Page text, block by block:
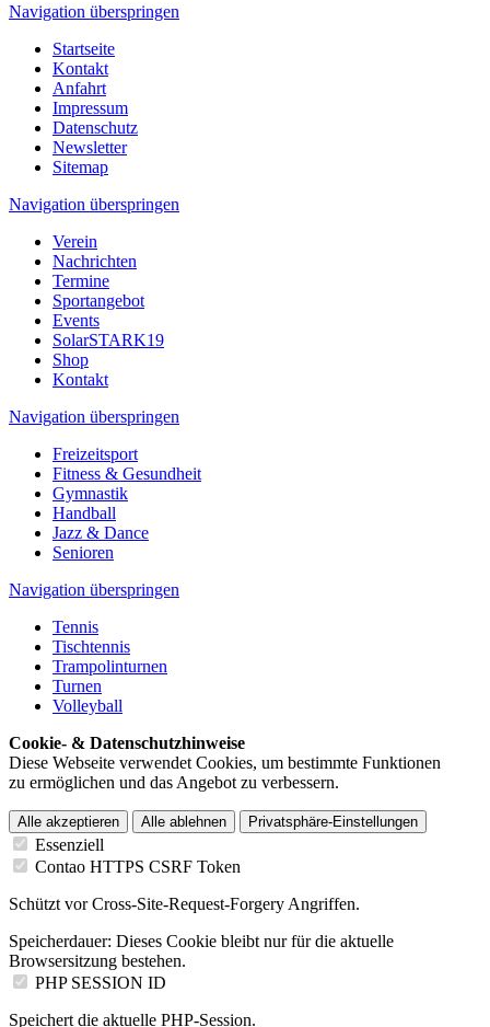
Navigation überspringen
Startseite
Kontakt
Anfahrt
Impressum
Datenschutz
Newsletter
Sitemap
Navigation überspringen
Verein
Nachrichten
Termine
Sportangebot
Events
SolarSTARK19
Shop
Kontakt
Navigation überspringen
Freizeitsport
Fitness & Gesundheit
Gymnastik
Handball
Jazz & Dance
Senioren
Navigation überspringen
Tennis
Tischtennis
Trampolinturnen
Turnen
Volleyball
Cookie- & Datenschutzhinweise
Diese Webseite verwendet Cookies, um bestimmte Funktionen
zu ermöglichen und das Angebot zu verbessern.
Alle akzeptieren Alle ablehnen Privatsphäre-Einstellungen
Essenziell
Contao HTTPS CSRF Token
Schützt vor Cross-Site-Request-Forgery Angriffen.
Speicherdauer: Dieses Cookie bleibt nur für die aktuelle
Browsersitzung bestehen.
PHP SESSION ID
Speichert die aktuelle PHP-Session.